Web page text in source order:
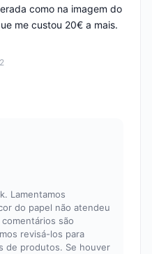
como na imagem do
me custou 20€ a mais.
Lamentamos
do papel não atendeu
são
revisá-los para
de produtos. Se houver